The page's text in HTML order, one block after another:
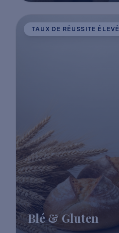
TAUX DE RÉUSSITE ÉLEVÉ
Blé & Gluten